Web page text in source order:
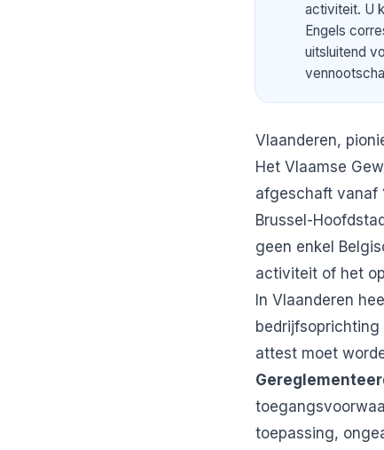
activiteit. U
Engels
uitsluitend
Vlaanderen,
Het Vlaamse
afgeschaft vanaf
Brussel-
geen enkel
activiteit of het
In Vlaanderen
attest moet
toepassing,